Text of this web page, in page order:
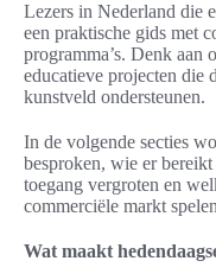
Lezers in Nederland die
een praktische gids met
programma’s. Denk aan
educatieve projecten die
kunstveld ondersteunen.
In de volgende secties
besproken, wie er
toegang vergroten en
commerciële markt
Wat maakt